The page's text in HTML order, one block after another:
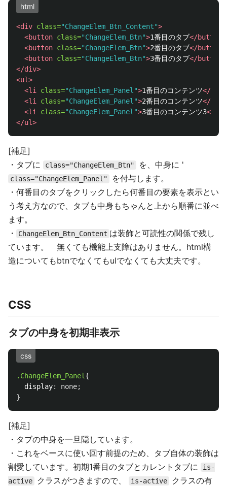
html
<div class="ChangeElem_Btn_Content">
<button class="ChangeElem_Btn">1番目のタブ</button>
<button class="ChangeElem_Btn">2番目のタブ</button>
<button class="ChangeElem_Btn">3番目のタブ</button>
</div>
<ul>
<li
class="ChangeElem_Panel">1番目のコンテンツ</li>
<li
class="ChangeElem_Panel">2番目のコンテンツ</li>
<li
class="ChangeElem_Panel">3番目のコンテンツ3</li>
</ul>
[補足]
・タブに
class="ChangeElem_Btn" を、中身に '
class="ChangeElem_Panel"
を付与します。
・何番目のタブをクリックしたら何番目の要素を表示とい
う考え方なので、タブも中身もちゃんと上から順番に並べ
ます。
・
ChangeElem_Btn_Content は装飾と可読性の関係で残し
ています。 無くても機能上支障はありません。html構
造についてもbtnでなくてもulでなくても大丈夫です。
CSS
タブの中身を初期非表示
css
.ChangeElem_Panel {
display: none;
}
[補足]
・タブの中身を一旦隠しています。
・これをベースに使い回す前提のため、タブ自体の装飾は
割愛しています。初期1番目のタブとカレントタブに
is-
active
クラスがつきますので、 is-active クラスの有